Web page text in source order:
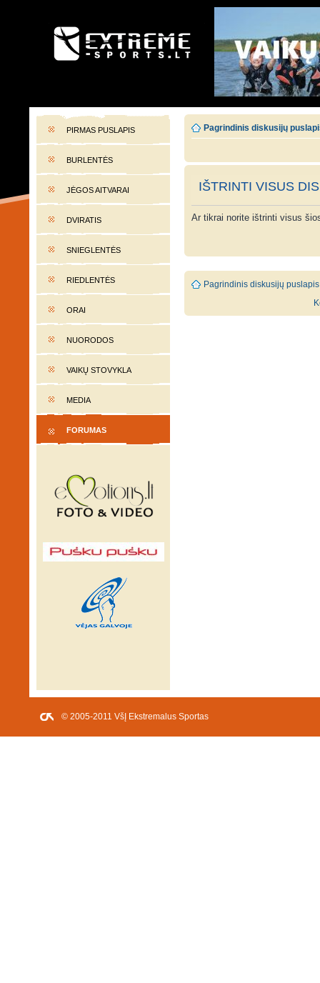
EXTREME-SPORTS.LT
PIRMAS PUSLAPIS
BURLENTĖS
JĖGOS AITVARAI
DVIRATIS
SNIEGLENTĖS
RIEDLENTĖS
ORAI
NUORODOS
VAIKŲ STOVYKLA
MEDIA
FORUMAS
Pagrindinis diskusijų
IŠTRINTI VISUS
Ar tikrai norite ištrinti visus
Pagrindinis diskusijų puslapis
© 2005-2011 VšĮ Ekstremalus Sportas